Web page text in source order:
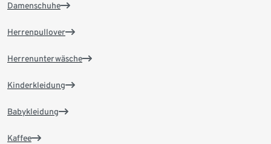
Damenschuhe
Herrenpullover
Herrenunterwäsche
Kinderkleidung
Babykleidung
Kaffee